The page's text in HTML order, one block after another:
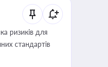
ризиків для
стандартів